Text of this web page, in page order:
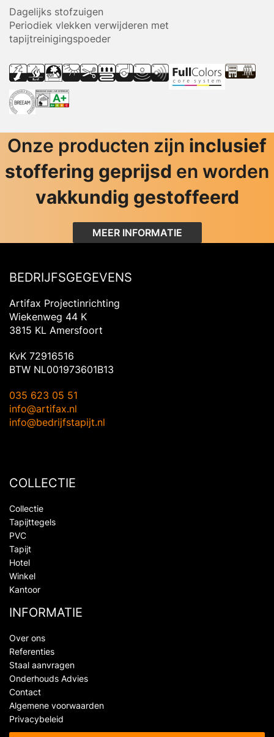
Dagelijks stofzuigen
Periodiek vlekken verwijderen met
tapijtreinigingspoeder
Onze producten zijn inclusief
stoffering geprijsd en worden
vakkundig gestoffeerd
MEER INFORMATIE
BEDRIJFSGEGEVENS
Artifax Projectinrichting
Wiekenweg 44 K
3815 KL Amersfoort
KvK 72916516
BTW NL001973601B13
035 623 05 51
info@artifax.nl
info@bedrijfstapijt.nl
COLLECTIE
Collectie
Tapijttegels
PVC
Tapijt
Hotel
Winkel
Kantoor
INFORMATIE
Over ons
Referenties
Staal aanvragen
Onderhouds Advies
Contact
Algemene voorwaarden
Privacybeleid